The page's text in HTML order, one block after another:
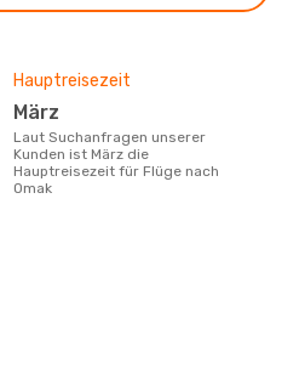
Hauptreisezeit
März
Laut Suchanfragen unserer
Kunden ist März die
Hauptreisezeit für Flüge nach
Omak